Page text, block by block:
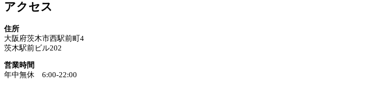
アクセス
住所
大阪府茨木市西駅前町4
茨木駅前ビル202
営業時間
年中無休 6:00-22:00